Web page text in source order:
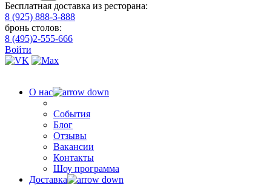
Бесплатная доставка из ресторана:
8 (925) 888-3-888
бронь столов:
8 (495)2-555-666
Войти
О нас
События
Блог
Отзывы
Вакансии
Контакты
Шоу программа
Доставка